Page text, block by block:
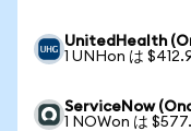
UnitedHealth
1 UNHon は
ServiceNow
1 NOWon は